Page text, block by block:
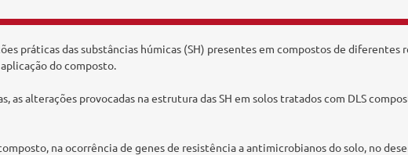
práticas das substâncias húmicas (SH) presentes em compostos de diferentes
do composto.
as alterações provocadas na estrutura das SH em solos tratados com DLS
na ocorrência de genes de resistência a antimicrobianos do solo, no